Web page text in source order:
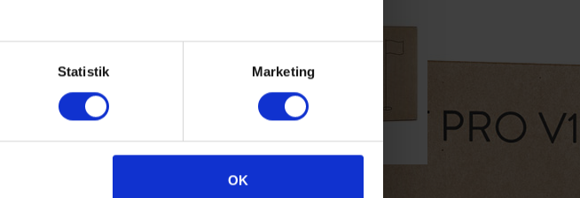
Statistik Marketing
OK